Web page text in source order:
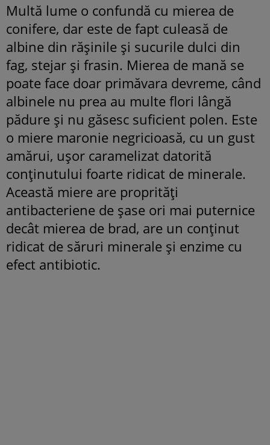
Multă lume o confundă cu mierea de
conifere, dar este de fapt culeasă de
albine din rășinile și sucurile dulci din
fag, stejar și frasin. Mierea de mană se
poate face doar primăvara devreme, când
albinele nu prea au multe flori lângă
pădure și nu găsesc suficient polen. Este
o miere maronie negricioasă, cu un gust
amărui, ușor caramelizat datorită
conținutului foarte ridicat de minerale.
Această miere are proprități
antibacteriene de șase ori mai puternice
decât mierea de brad, are un conținut
ridicat de săruri minerale și enzime cu
efect antibiotic.